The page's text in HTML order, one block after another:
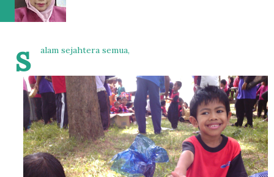
s alam sejahtera semua,